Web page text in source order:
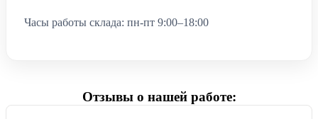
Часы работы склада: пн-пт 9:00–18:00
Отзывы о нашей работе: